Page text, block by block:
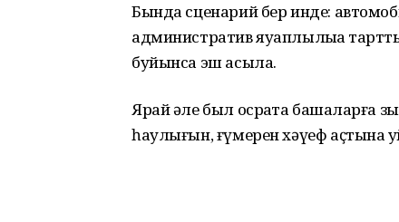
Бында сценарий бер инде:
административ яуаплылыҡҡа
буйынса эш асыла.
Ярай әле был осраҡта башҡаларға
һаулығын, ғүмерен хәүеф аҫтына